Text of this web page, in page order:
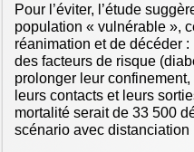
Pour l’éviter, l’étude
population « vulnérable »,
réanimation et de décéder
des facteurs de risque
prolonger leur
leurs contacts et leurs
mortalité serait de 33 500
scénario avec